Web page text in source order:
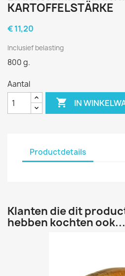
KARTOFFELSTÄRKE
€ 11,20
Inclusief belasting
800 g.
Aantal
 IN
Productdetails
Klanten die dit
hebben kochten ook...